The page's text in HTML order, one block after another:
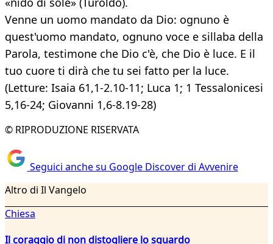
Venne un uomo mandato da Dio: ognuno è
quest'uomo mandato, ognuno voce e sillaba della
Parola, testimone che Dio c'è, che Dio è luce. E il
tuo cuore ti dirà che tu sei fatto per la luce.
(Letture: Isaia 61,1-2.10-11; Luca 1; 1 Tessalonicesi
5,16-24; Giovanni 1,6-8.19-28)
© RIPRODUZIONE RISERVATA
Seguici anche su Google Discover di Avvenire
Altro di Il Vangelo
Chiesa
Il coraggio di non distogliere lo sguardo